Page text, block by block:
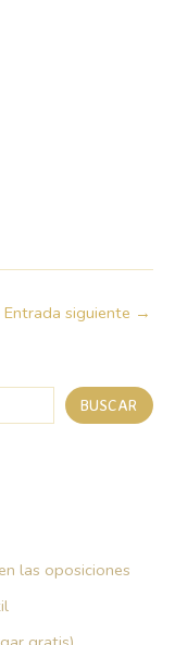
Entrada siguiente →
BUSCAR
las oposiciones